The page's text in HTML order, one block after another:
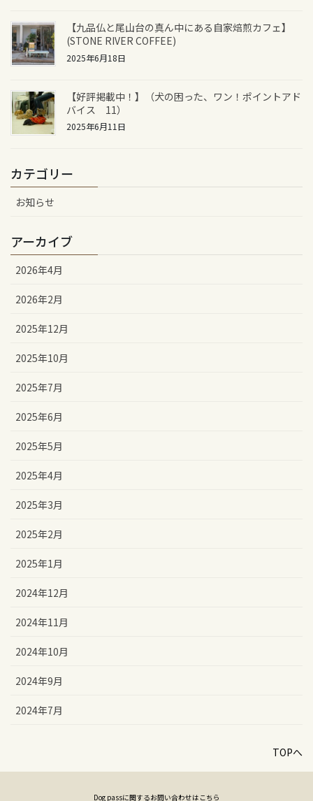
【九品仏と尾山台の真ん中にある自家焙煎カフェ】
(STONE RIVER COFFEE)
2025年6月18日
【好評掲載中！】（犬の困った、ワン！ポイントアド
バイス 11）
2025年6月11日
カテゴリー
お知らせ
アーカイブ
2026年4月
2026年2月
2025年12月
2025年10月
2025年7月
2025年6月
2025年5月
2025年4月
2025年3月
2025年2月
2025年1月
2024年12月
2024年11月
2024年10月
2024年9月
2024年7月
TOPへ
Dog passに関するお問い合わせはこちら